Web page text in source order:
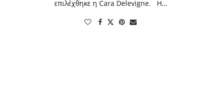
επιλέχθηκε η Cara Delevigne. Η…